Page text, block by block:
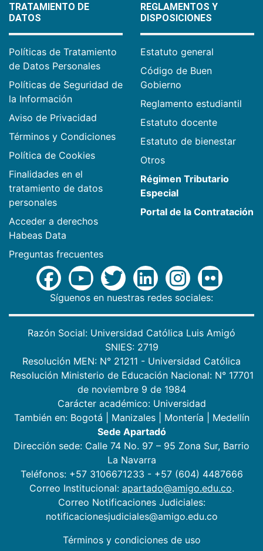
TRATAMIENTO DE
DATOS
Políticas de Tratamiento
de Datos Personales
Políticas de Seguridad de
la Información
Aviso de Privacidad
Términos y Condiciones
Política de Cookies
Finalidades en el
tratamiento de datos
personales
Acceder a derechos
Habeas Data
Preguntas frecuentes
REGLAMENTOS Y
DISPOSICIONES
Estatuto general
Código de Buen
Gobierno
Reglamento estudiantil
Estatuto docente
Estatuto de bienestar
Otros
Régimen Tributario
Especial
Portal de la Contratación
Síguenos en nuestras redes sociales:
Razón Social: Universidad Católica Luis Amigó
SNIES: 2719
Resolución MEN: N° 21211 - Universidad Católica
Resolución Ministerio de Educación Nacional: N° 17701
de noviembre 9 de 1984
Carácter académico: Universidad
También en: Bogotá Manizales| Montería
Medellín
Sede Apartadó
Dirección sede: Calle 74 No. 97 – 95 Zona Sur, Barrio
La Navarra
Teléfonos: +57 3106671233 - +57 (604) 4487666
Correo Institucional: apartado@amigo.edu.co.
Correo Notificaciones Judiciales:
notificacionesjudiciales@amigo.edu.co
Términos y condiciones de uso